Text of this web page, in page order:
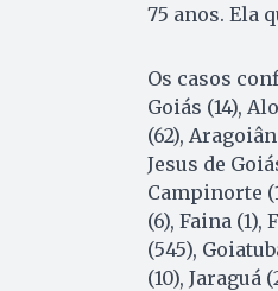
75 anos. Ela
Os casos
Goiás (14),
(62),
Jesus de
Campinorte
(6), Faina
(545),
(10), Jaraguá